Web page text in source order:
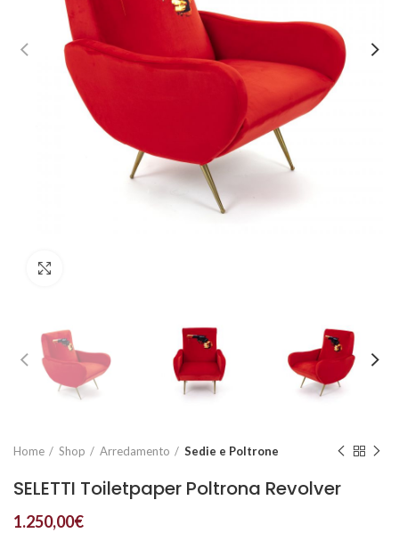
Home Shop Arredamento Sedie e Poltrone
SELETTI Toiletpaper Poltrona Revolver
1.250,00€